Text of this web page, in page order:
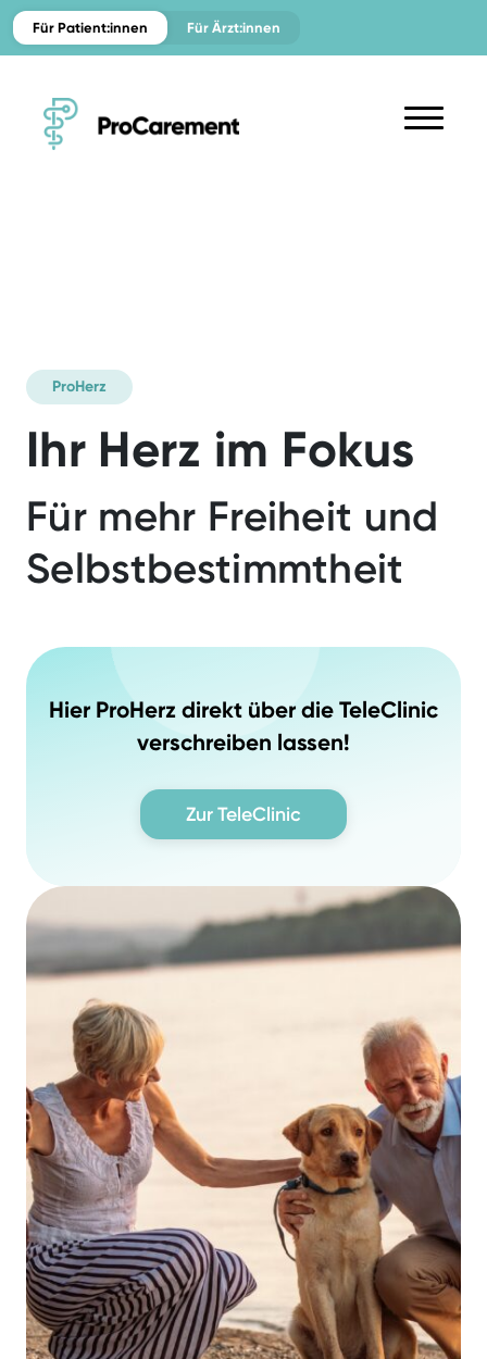
Für Patient:innen Für Ärzt:innen
Telemonitoring
Garantie zur Sicherheit Ihrer Daten
ProHerz
Ihr Herz im Fokus
Für mehr Freiheit und
Selbstbestimmtheit
Hier ProHerz direkt über die TeleClinic
verschreiben lassen!
Zur TeleClinic